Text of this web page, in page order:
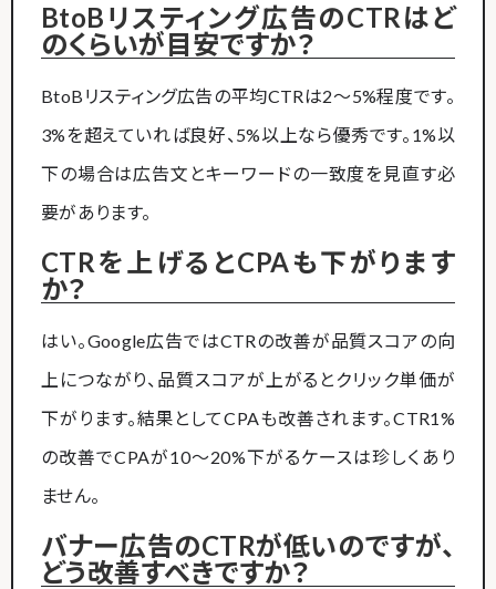
BtoBリスティング広告のCTRはど
のくらいが目安ですか？
BtoBリスティング広告の平均CTRは2〜5%程度です。
3%を超えていれば良好、5%以上なら優秀です。1%以
下の場合は広告文とキーワードの一致度を見直す必
要があります。
CTRを上げるとCPAも下がります
か？
はい。Google広告ではCTRの改善が品質スコアの向
上につながり、品質スコアが上がるとクリック単価が
下がります。結果としてCPAも改善されます。CTR1%
の改善でCPAが10〜20%下がるケースは珍しくあり
ません。
バナー広告のCTRが低いのですが、
どう改善すべきですか？